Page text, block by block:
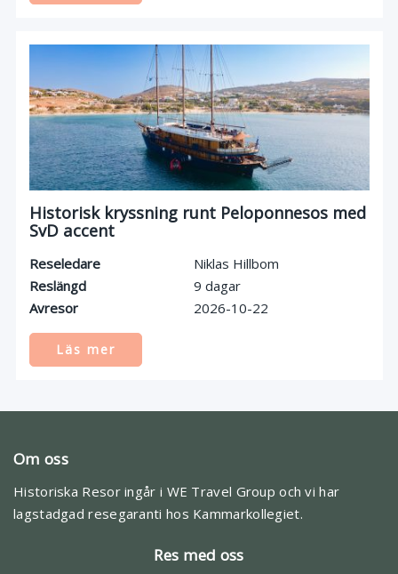
Historisk kryssning runt Peloponnesos med
SvD accent
Reseledare
Niklas Hillbom
Reslängd
9 dagar
Avresor
2026-10-22
Läs mer
Om oss
Historiska Resor ingår i WE Travel Group och vi har
lagstadgad resegaranti hos Kammarkollegiet.
Res med oss